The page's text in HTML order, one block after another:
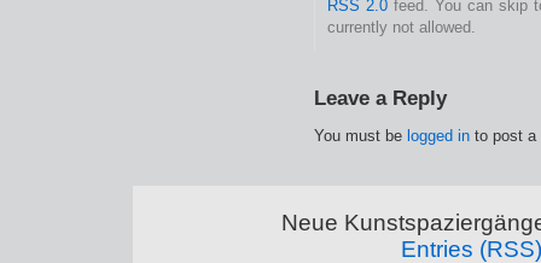
RSS 2.0feed. You can skip
currently not allowed.
Leave a Reply
You must be logged in to post a
Neue
Entries (RSS)